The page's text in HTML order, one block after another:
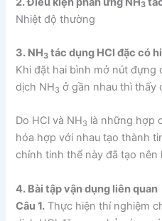
3
Nhiệt độ thường
3. NH3 tác dụng HCl đặc có
Khi đặt hai bình mở nút đựng
dịch NH3 ở gần nhau thì thấy
Do HCl và NH3 là những hợp
hóa hợp với nhau tạo thành
chính tinh thể này đã tạo nên
4. Bài tập vận dụng liên quan
Câu 1. Thực hiện thí nghiệm